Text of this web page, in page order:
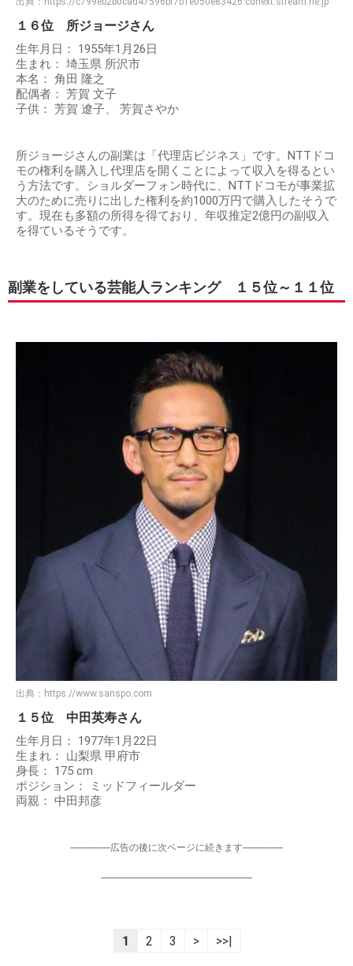
１６位 所ジョージさん
生年月日： 1955年1月26日
生まれ： 埼玉県 所沢市
本名： 角田 隆之
配偶者： 芳賀 文子
子供： 芳賀 遼子、 芳賀さやか
所ジョージさんの副業は「代理店ビジネス」です。NTTドコ
モの権利を購入し代理店を開くことによって収入を得るとい
う方法です。ショルダーフォン時代に、NTTドコモが事業拡
大のために売りに出した権利を約1000万円で購入したそうで
す。現在も多額の所得を得ており、年収推定2億円の副収入
を得ているそうです。
副業をしている芸能人ランキング １５位～１１位
出典： https://www.sanspo.com
１５位 中田英寿さん
生年月日： 1977年1月22日
生まれ： 山梨県 甲府市
身長： 175 cm
ポジション： ミッドフィールダー
両親： 中田邦彦
-----------------広告の後に次ページに続きます-----------------
----------------------------------------------------------------
1 2 3 > >>|